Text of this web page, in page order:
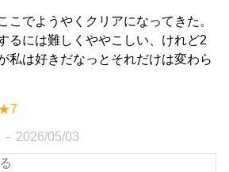
こでようやくクリアになってきた。
るには難しくややこしい、けれど2
私は好きだなっとそれだけは変わら
2026/05/03